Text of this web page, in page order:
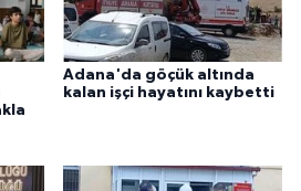
Adana'da göçük altında
kalan işçi hayatını kaybetti